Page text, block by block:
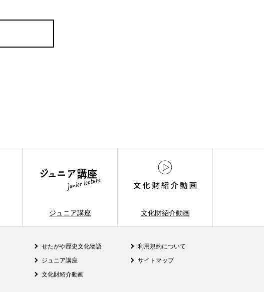
ジュニア講座 文化財紹介動画
せたがや歴史文化物語
ジュニア講座
文化財紹介動画
利用規約について
サイトマップ